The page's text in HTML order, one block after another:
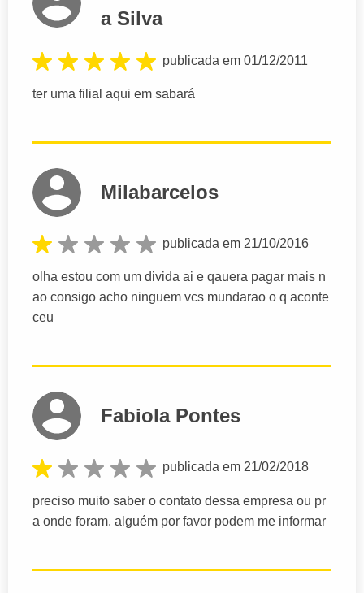
a Silva
publicada em 01/12/2011
ter uma filial aqui em sabará
Milabarcelos
publicada em 21/10/2016
olha estou com um divida ai e qauera pagar mais n
ao consigo acho ninguem vcs mundarao o q aconte
ceu
Fabiola Pontes
publicada em 21/02/2018
preciso muito saber o contato dessa empresa ou pr
a onde foram. alguém por favor podem me informar